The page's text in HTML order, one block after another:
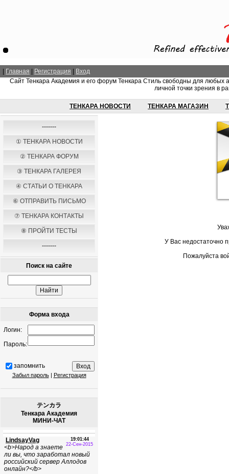
| Главная | Регистрация | Вход
Сайт Тенкара Академия и его форум Тенкара Стиль свободны для любых
личной точки зрения в
ТЕНКАРА НОВОСТИ ТЕНКАРА МАГАЗИН
-------
① ТЕНКАРА НОВОСТИ
② ТЕНКАРА ФОРУМ
③ ТЕНКАРА ГАЛЕРЕЯ
④ СТАТЬИ О ТЕНКАРА
⑥ ОТПРАВИТЬ ПИСЬМО
⑦ ТЕНКАРА КОНТАКТЫ
⑧ ПРОЙТИ ТЕСТЫ
-------
Поиск на сайте
Форма входа
Логин:
Пароль:
запомнить
Забыл пароль | Регистрация
テンカラ
Тенкара Академия
МИНИ-ЧАТ
У Вас недостаточно
Пожалуйста